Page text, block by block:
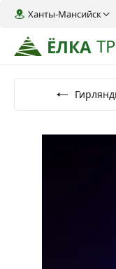
ЁЛКА
Ханты-Мансийск